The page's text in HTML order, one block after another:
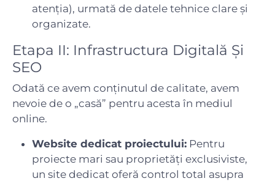
atenția), urmată de datele tehnice clare și
organizate.
Etapa II: Infrastructura Digitală Și
SEO
Odată ce avem conținutul de calitate, avem
nevoie de o „casă” pentru acesta în mediul
online.
Website dedicat proiectului: Pentru
proiecte mari sau proprietăți exclusiviste,
un site dedicat oferă control total asupra